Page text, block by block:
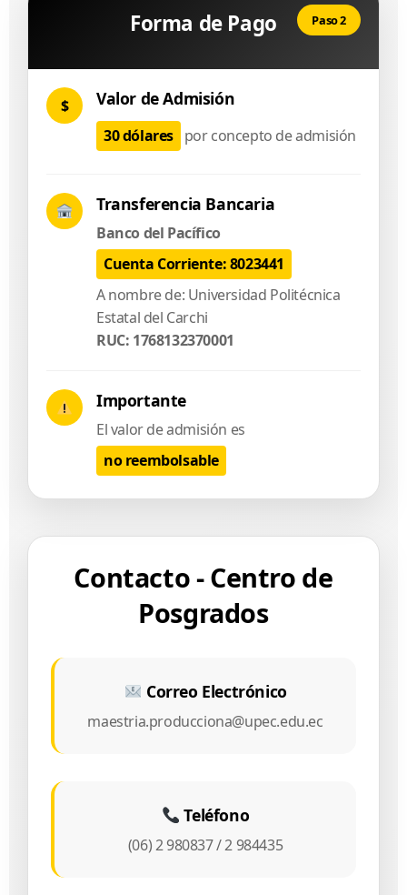
Forma de Pago Paso 2
$ Valor de Admisión
30 dólares por concepto de admisión
Transferencia Bancaria
Banco del Pacífico
Cuenta Corriente: 8023441
A nombre de: Universidad Politécnica
Estatal del Carchi
RUC: 1768132370001
Importante
El valor de admisión es
no reembolsable
Contacto - Centro de
Posgrados
Correo Electrónico
maestria.producciona@upec.edu.ec
Teléfono
(06) 2 980837 / 2 984435